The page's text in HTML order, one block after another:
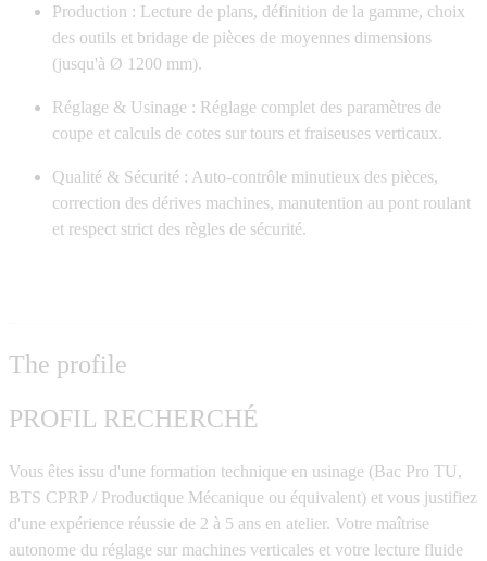
Production : Lecture de plans, définition de la gamme, choix
des outils et bridage de pièces de moyennes dimensions
(jusqu'à Ø 1200 mm).
Réglage & Usinage : Réglage complet des paramètres de
coupe et calculs de cotes sur tours et fraiseuses verticaux.
Qualité & Sécurité : Auto-contrôle minutieux des pièces,
correction des dérives machines, manutention au pont roulant
et respect strict des règles de sécurité.
The profile
PROFIL RECHERCHÉ
Vous êtes issu d'une formation technique en usinage (Bac Pro TU,
BTS CPRP / Productique Mécanique ou équivalent) et vous justifiez
d'une expérience réussie de 2 à 5 ans en atelier. Votre maîtrise
autonome du réglage sur machines verticales et votre lecture fluide